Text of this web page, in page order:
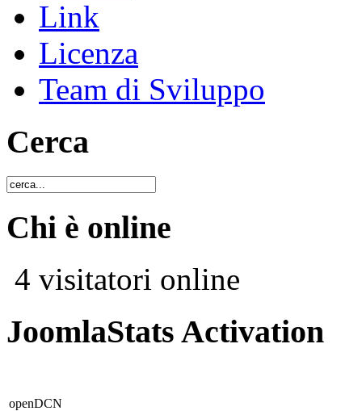
Link
Licenza
Team di Sviluppo
Cerca
Chi è online
4 visitatori online
JoomlaStats Activation
openDCN